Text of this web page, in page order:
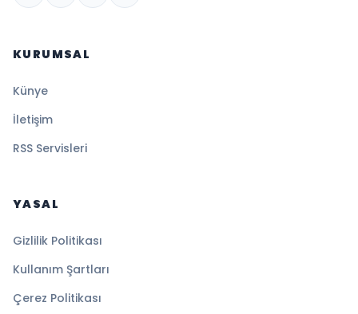
KURUMSAL
Künye
İletişim
RSS Servisleri
YASAL
Gizlilik Politikası
Kullanım Şartları
Çerez Politikası